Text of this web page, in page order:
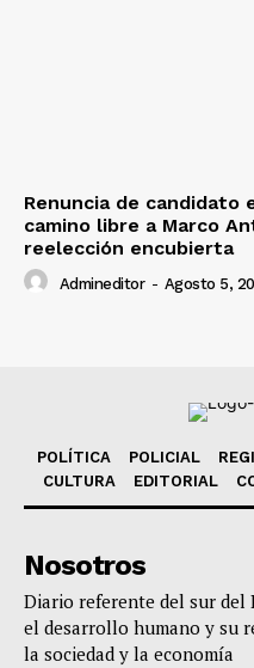
Renuncia de candidato
camino libre a Marco
reelección encubierta
Admineditor - Agosto 5,
POLÍTICA POLICIAL
CULTURA
EDITORIAL
Nosotros
Diario referente del sur del
el desarrollo humano y su
la sociedad y la economía